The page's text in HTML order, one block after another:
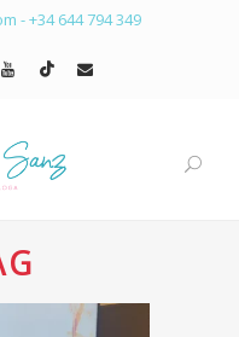
-+34 644 794 349